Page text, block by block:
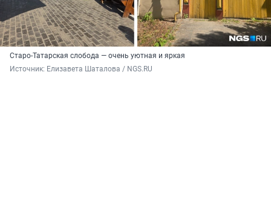
Старо-Татарская слобода — очень уютная и яркая
Источник: Елизавета Шаталова / NGS.RU